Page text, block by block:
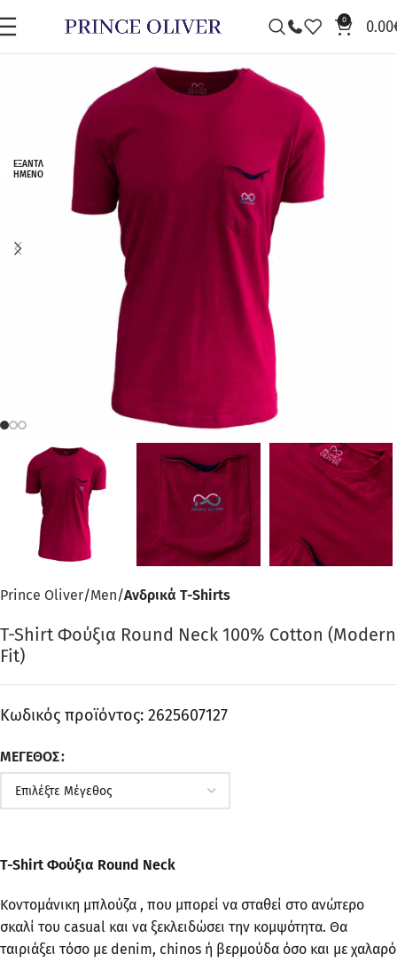
0 0.00
ΕΞΑΝΤΛ
ΗΜΈΝΟ
Prince Oliver Men Ανδρικά T-Shirts
T-Shirt Φούξια Round Neck 100% Cotton (Modern
Fit)
Κωδικός προϊόντος: 2625607127
ΜΈΓΕΘΟΣ
T-Shirt Φούξια Round Neck
Κοντομάνικη μπλούζα , που μπορεί να σταθεί στο ανώτερο
σκαλί του casual και να ξεκλειδώσει την κομψότητα. Θα
ταιριάξει τόσο με denim, chinos ή βερμούδα όσο και με χαλαρό